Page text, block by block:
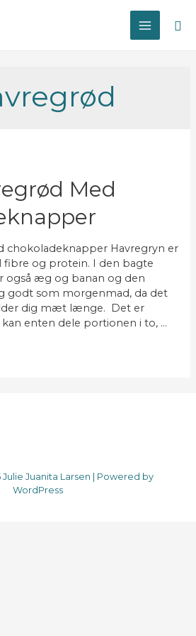
MAIN
Med
chokoladeknapper Havregryn er
fibre og protein. I den bagte
også æg og banan og den
godt som morgenmad, da det
dig mæt længe. Det er
enten dele portionen i to, …
Juanita Larsen | Powered by
WordPress